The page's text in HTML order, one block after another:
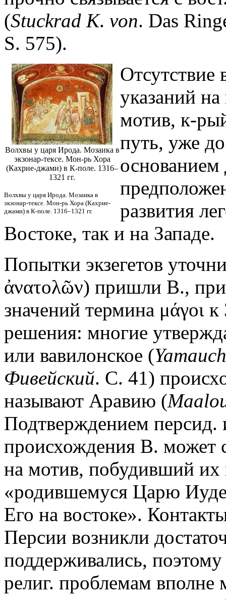
(Stuckrad K. von. Das
S. 575).
Волхвы у царя Ирода. Мозаика в
экзонар-тексе. Мон-рь Хора
(Кахрие-джами) в К-поле. 1316–
1321 гг.
Волхвы у царя Ирода. Мозаика в
экзонар-тексе. Мон-рь Хора (Кахрие-
джами) в К-поле. 1316–1321 гг.
Отсутствие
указаний
мотив, к-
путь, уже
развития
Востоке, так и на Западе.
Попытки экзегетов
ἀνατολῶν) пришли В.,
значений термина μάγοι
решения: многие
или вавилонское (
Фивейский. С. 41)
называют Аравию (
Подтверждением персид.
происхождения В. может
на мотив, побудивший их
«родившемуся Царю
Его на востоке».
Персии возникли
поддерживались,
религ. проблемам вполне